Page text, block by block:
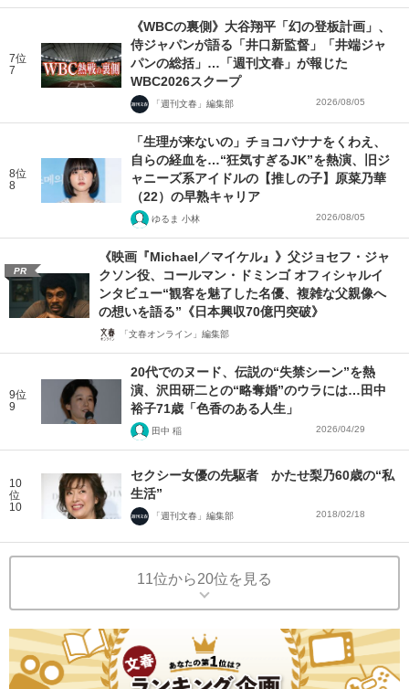
7位
7
《WBCの裏側》大谷翔平「幻の登板計画」、
侍ジャパンが語る「井口新監督」「井端ジャ
パンの総括」…「週刊文春」が報じた
WBC2026スクープ
「週刊文春」編集部 2026/08/05
8位
8
「生理が来ないの」チョコバナナをくわえ、
自らの経血を…“狂気すぎるJK”を熱演、旧ジ
ャニーズ系アイドルの【推しの子】原菜乃華
（22）の早熟キャリア
ゆるま 小林 2026/08/05
PR
《映画『Michael／マイケル』》父ジョセフ・ジャ
クソン役、コールマン・ドミンゴ オフィシャルイ
ンタビュー“観客を魅了した名優、複雑な父親像へ
の想いを語る”《日本興収70億円突破》
「文春オンライン」編集部
9位
9
20代でのヌード、伝説の“失禁シーン”を熱
演、沢田研二との“略奪婚”のウラには…田中
裕子71歳「色香のある人生」
田中 稲 2026/04/29
10
位
10
セクシー女優の先駆者 かたせ梨乃60歳の“私
生活”
「週刊文春」編集部 2018/02/18
11位から20位を見る